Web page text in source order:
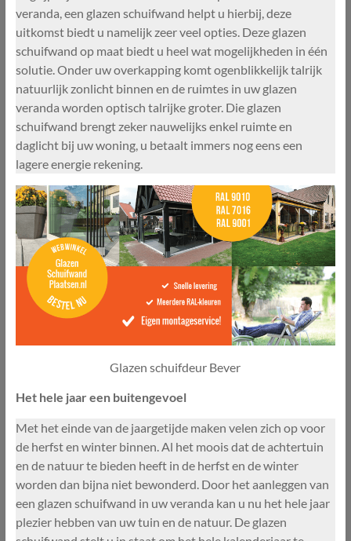
veranda, een glazen schuifwand helpt u hierbij, deze
uitkomst biedt u namelijk zeer veel opties. Deze glazen
schuifwand op maat biedt u heel wat mogelijkheden in één
solutie. Onder uw overkapping komt ogenblikkelijk talrijk
natuurlijk zonlicht binnen en de ruimtes in uw glazen
veranda worden optisch talrijke groter. Die glazen
schuifwand brengt zeker nauwelijks enkel ruimte en
daglicht bij uw woning, u betaalt immers nog eens een
lagere energie rekening.
Glazen schuifdeur Bever
Het hele jaar een buitengevoel
Met het einde van de jaargetijde maken velen zich op voor
de herfst en winter binnen. Al het moois dat de achtertuin
en de natuur te bieden heeft in de herfst en de winter
worden dan bijna niet bewonderd. Door het aanleggen van
een glazen schuifwand in uw veranda kan u nu het hele jaar
plezier hebben van uw tuin en de natuur. De glazen